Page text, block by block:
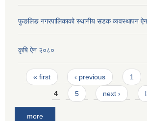
फुङलिङ नगरपालिकाको स्थानीय सडक व्यवस्थापन
कृषि ऐन २०८०
Pages
« first ‹ previous 1
4 5 next ›
more